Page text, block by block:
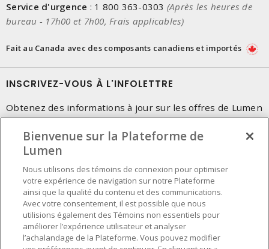
Service d'urgence : 1 800 363-0303 (Après les heures de
bureau - 17h00 et 7h00, Frais applicables)
Fait au Canada avec des composants canadiens et importés
INSCRIVEZ-VOUS À L'INFOLETTRE
Obtenez des informations à jour sur les offres de Lumen
Bienvenue sur la Plateforme de
Lumen
Nous utilisons des témoins de connexion pour optimiser
votre expérience de navigation sur notre Plateforme
ainsi que la qualité du contenu et des communications.
Avec votre consentement, il est possible que nous
utilisions également des Témoins non essentiels pour
améliorer l’expérience utilisateur et analyser
l’achalandage de la Plateforme. Vous pouvez modifier